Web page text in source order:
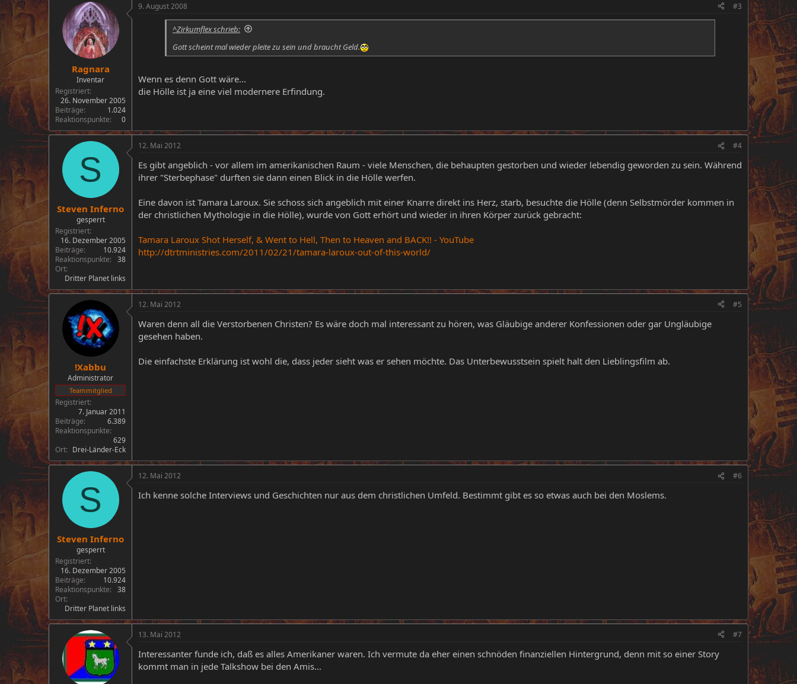
Ragnara
Inventar
Registriert
26. November 2005
Beiträge
1.024
Reaktionspunkte
0
9. August 2008 #3
^Zirkumflex schrieb:
Gott scheint mal wieder pleite zu sein und braucht Geld.
Wenn es denn Gott wäre...
die Hölle ist ja eine viel modernere Erfindung.
S
Steven Inferno
gesperrt
Registriert
16. Dezember 2005
Beiträge
10.924
Reaktionspunkte
38
Ort
Dritter Planet links
12. Mai 2012 #4
Es gibt angeblich - vor allem im amerikanischen Raum - viele Menschen, die behaupten gestorben und wieder lebendig geworden zu sein. Während
ihrer "Sterbephase" durften sie dann einen Blick in die Hölle werfen.
Eine davon ist Tamara Laroux. Sie schoss sich angeblich mit einer Knarre direkt ins Herz, starb, besuchte die Hölle (denn Selbstmörder kommen in
der christlichen Mythologie in die Hölle), wurde von Gott erhört und wieder in ihren Körper zurück gebracht:
Tamara Laroux Shot Herself, & Went to Hell, Then to Heaven and BACK!! - YouTube
http://dtrtministries.com/2011/02/21/tamara-laroux-out-of-this-world/
!Xabbu
Administrator
Teammitglied
Registriert
7. Januar 2011
Beiträge
6.389
Reaktionspunkte
629
Ort
Drei-Länder-Eck
12. Mai 2012 #5
Waren denn all die Verstorbenen Christen? Es wäre doch mal interessant zu hören, was Gläubige anderer Konfessionen oder gar Ungläubige
gesehen haben.
Die einfachste Erklärung ist wohl die, dass jeder sieht was er sehen möchte. Das Unterbewusstsein spielt halt den Lieblingsfilm ab.
S
Steven Inferno
gesperrt
Registriert
16. Dezember 2005
Beiträge
10.924
Reaktionspunkte
38
Ort
Dritter Planet links
12. Mai 2012 #6
Ich kenne solche Interviews und Geschichten nur aus dem christlichen Umfeld. Bestimmt gibt es so etwas auch bei den Moslems.
13. Mai 2012 #7
Interessanter funde ich, daß es alles Amerikaner waren. Ich vermute da eher einen schnöden finanziellen Hintergrund, denn mit so einer Story
kommt man in jede Talkshow bei den Amis...